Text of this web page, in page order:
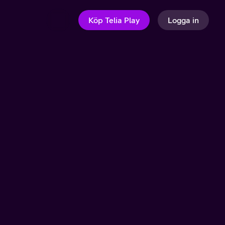
Köp Telia Play Logga in